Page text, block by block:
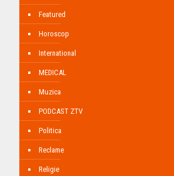
Featured
Horoscop
International
MEDICAL
Muzica
PODCAST ZTV
Politica
Reclame
Religie